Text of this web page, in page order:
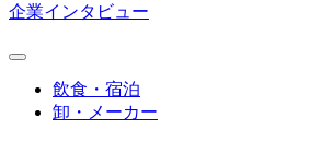
企業インタビュー
飲食・宿泊
卸・メーカー